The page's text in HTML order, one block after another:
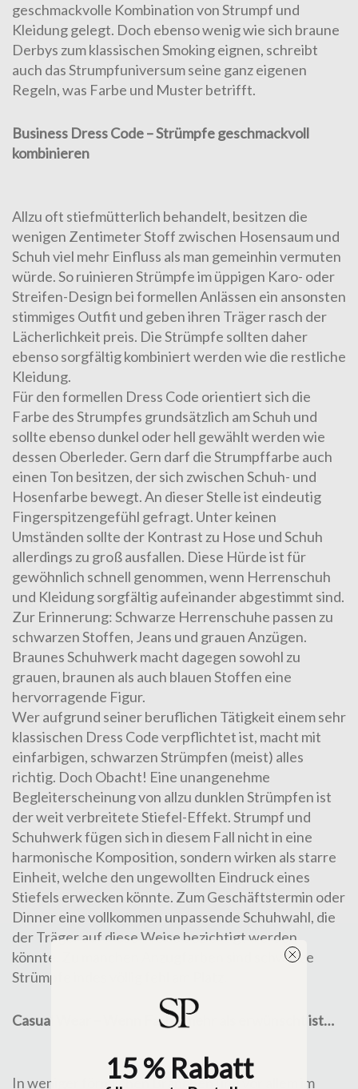
geschmackvolle Kombination von Strumpf und
Kleidung gelegt. Doch ebenso wenig wie sich braune
Derbys zum klassischen Smoking eignen, schreibt
auch das Strumpfuniversum seine ganz eigenen
Regeln, was Farbe und Muster betrifft.
Business Dress Code – Strümpfe geschmackvoll
kombinieren
Allzu oft stiefmütterlich behandelt, besitzen die
wenigen Zentimeter Stoff zwischen Hosensaum und
Schuh viel mehr Einfluss als man gemeinhin vermuten
würde. So ruinieren Strümpfe im üppigen Karo- oder
Streifen-Design bei formellen Anlässen ein ansonsten
stimmiges Outfit und geben ihren Träger rasch der
Lächerlichkeit preis. Die Strümpfe sollten daher
ebenso sorgfältig kombiniert werden wie die restliche
Kleidung.
Für den formellen Dress Code orientiert sich die
Farbe des Strumpfes grundsätzlich am Schuh und
sollte ebenso dunkel oder hell gewählt werden wie
dessen Oberleder. Gern darf die Strumpffarbe auch
einen Ton besitzen, der sich zwischen Schuh- und
Hosenfarbe bewegt. An dieser Stelle ist eindeutig
Fingerspitzengefühl gefragt. Unter keinen
Umständen sollte der Kontrast zu Hose und Schuh
allerdings zu groß ausfallen. Diese Hürde ist für
gewöhnlich schnell genommen, wenn Herrenschuh
und Kleidung sorgfältig aufeinander abgestimmt sind.
Zur Erinnerung: Schwarze Herrenschuhe passen zu
schwarzen Stoffen, Jeans und grauen Anzügen.
Braunes Schuhwerk macht dagegen sowohl zu
grauen, braunen als auch blauen Stoffen eine
hervorragende Figur.
Wer aufgrund seiner beruflichen Tätigkeit einem sehr
klassischen Dress Code verpflichtet ist, macht mit
einfarbigen, schwarzen Strümpfen (meist) alles
richtig. Doch Obacht! Eine unangenehme
Begleiterscheinung von allzu dunklen Strümpfen ist
der weit verbreitete Stiefel-Effekt. Strumpf und
Schuhwerk fügen sich in diesem Fall nicht in eine
harmonische Komposition, sondern wirken als starre
Einheit, welche den ungewollten Eindruck eines
Stiefels erwecken könnte. Zum Geschäftstermin oder
Dinner eine vollkommen unpassende Schuhwahl, die
der Träger auf diese Weise bezichtigt werden
könnte. Zu manchen Anzugfarben sind schwarze
Strümpfe indes völlig fehl am Platz.
Casual Wear – Wenn Farbe mehr als erwünscht ist…
In weniger förmlichen Branchen und vor allem im
15 % Rabatt